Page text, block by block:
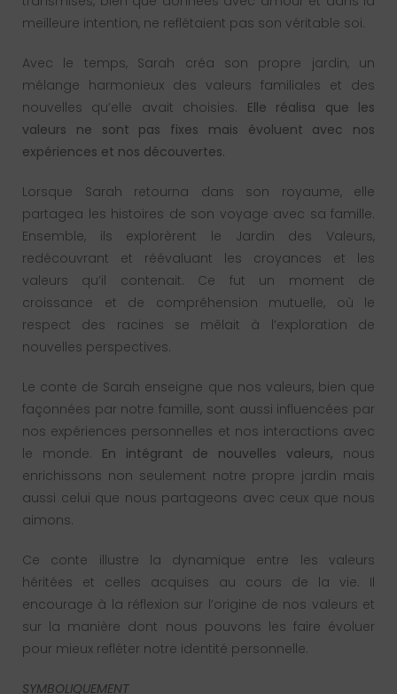
meilleure intention, ne reflétaient pas son véritable soi.
Avec le temps, Sarah créa son propre jardin, un
mélange harmonieux des valeurs familiales et des
nouvelles qu’elle avait choisies. Elle réalisa que les
valeurs ne sont pas fixes mais évoluent avec nos
expériences et nos découvertes.
Lorsque Sarah retourna dans son royaume, elle
partagea les histoires de son voyage avec sa famille.
Ensemble, ils explorèrent le Jardin des Valeurs,
redécouvrant et réévaluant les croyances et les
valeurs qu’il contenait. Ce fut un moment de
croissance et de compréhension mutuelle, où le
respect des racines se mêlait à l’exploration de
nouvelles perspectives.
Le conte de Sarah enseigne que nos valeurs, bien que
façonnées par notre famille, sont aussi influencées par
nos expériences personnelles et nos interactions avec
le monde. En intégrant de nouvelles valeurs, nous
enrichissons non seulement notre propre jardin mais
aussi celui que nous partageons avec ceux que nous
aimons.
Ce conte illustre la dynamique entre les valeurs
héritées et celles acquises au cours de la vie. Il
encourage à la réflexion sur l’origine de nos valeurs et
sur la manière dont nous pouvons les faire évoluer
pour mieux refléter notre identité personnelle.
SYMBOLIQUEMENT